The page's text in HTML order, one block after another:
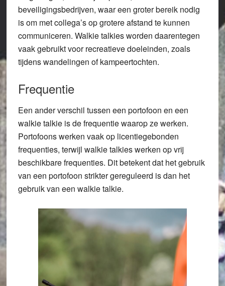
beveiligingsbedrijven, waar een groter bereik nodig
is om met collega’s op grotere afstand te kunnen
communiceren. Walkie talkies worden daarentegen
vaak gebruikt voor recreatieve doeleinden, zoals
tijdens wandelingen of kampeertochten.
Frequentie
Een ander verschil tussen een portofoon en een
walkie talkie is de frequentie waarop ze werken.
Portofoons werken vaak op licentiegebonden
frequenties, terwijl walkie talkies werken op vrij
beschikbare frequenties. Dit betekent dat het gebruik
van een portofoon strikter gereguleerd is dan het
gebruik van een walkie talkie.